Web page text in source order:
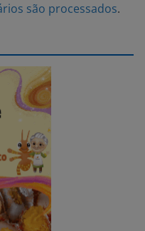
são processados.